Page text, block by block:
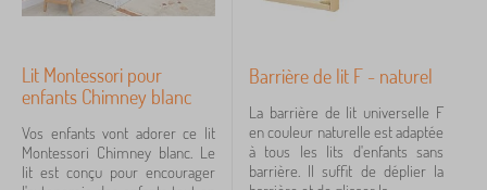
Lit Montessori pour
enfants Chimney blanc
Vos enfants vont adorer ce lit
Montessori Chimney blanc. Le
lit est conçu pour encourager
Barrière de lit F - naturel
La barrière de lit universelle F
en couleur naturelle est adaptée
à tous les lits d'enfants sans
barrière. Il suffit de déplier la